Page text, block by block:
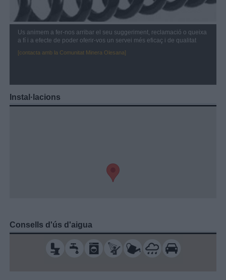
Us animem a fer-nos arribar el seu suggeriment, reclamació o queixa
a fí i a efecte de poder oferir-vos un servei més eficaç i de qualitat
[contacta amb la Comunitat Minera Olesana]
Instal·lacions
Consells d'ús d'aigua